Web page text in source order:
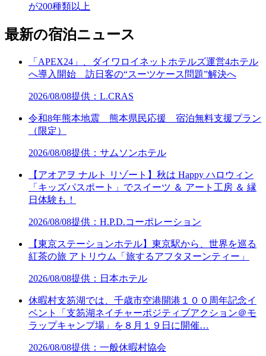
が200種類以上
最新の宿泊ニュース
「APEX24」、ダイワロイネットホテルズ運営4ホテル
へ導入開始 訪日客の“スーツケース問題”解決へ
2026/08/08提供：L.CRAS
令和8年熊本地震 熊本県民応援 宿泊無料支援プラン
（限定）
2026/08/08提供：サムソンホテル
【アオアヲ ナルト リゾート】秋は Happy ハロウィン
「キッズパスポート」でスイーツ ＆ アート工房 ＆ 縁
日体験も！
2026/08/08提供：H.P.D.コーポレーション
【東京ステーションホテル】東京駅から、世界を巡る
紅茶の旅 アトリウム「旅するアフタヌーンティー」
2026/08/08提供：日本ホテル
休暇村支笏湖では、千歳市空港開港１００周年記念イ
ベント「支笏湖ネイチャーポジティブアクション＠モ
ラップキャンプ場」を８月１９日に開催…
2026/08/08提供：一般休暇村協会